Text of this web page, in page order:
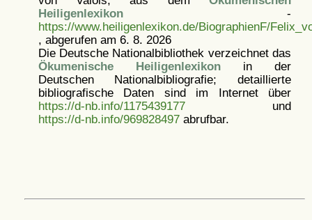
Heiligenlexikon-
https://www.heiligenlexikon.de/BiographienF/
, abgerufen am 6. 8. 2026
Die Deutsche Nationalbibliothek verzeichnet das
Ökumenische Heiligenlexikonin der
Deutschen Nationalbibliografie; detaillierte
bibliografische Daten sind im Internet über
https://d-nb.info/1175439177und
https://d-nb.info/969828497abrufbar.